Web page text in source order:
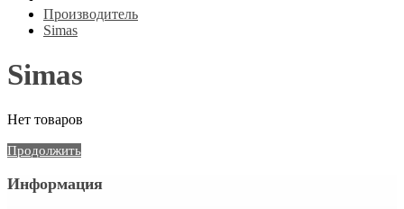
Производитель
Simas
Simas
Нет товаров
Продолжить
Информация